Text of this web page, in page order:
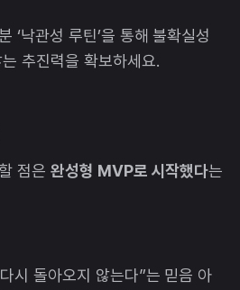
‘낙관성 루틴’을 통해 불확실성
추진력을 확보하세요.
점은 완성형 MVP로 시작했다는
시 돌아오지 않는다”는 믿음 아